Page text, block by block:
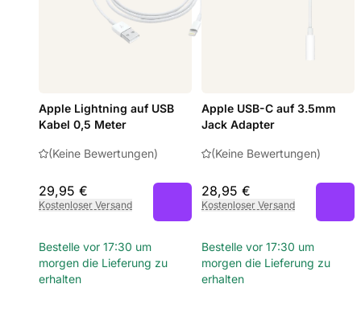
Apple Lightning auf USB
Kabel 0,5 Meter
(Keine Bewertungen)
29,95 €
Kostenloser Versand
Bestelle vor 17:30 um
morgen die Lieferung zu
erhalten
Apple USB-C auf 3.5mm
Jack Adapter
(Keine Bewertungen)
28,95 €
Kostenloser Versand
Bestelle vor 17:30 um
morgen die Lieferung zu
erhalten